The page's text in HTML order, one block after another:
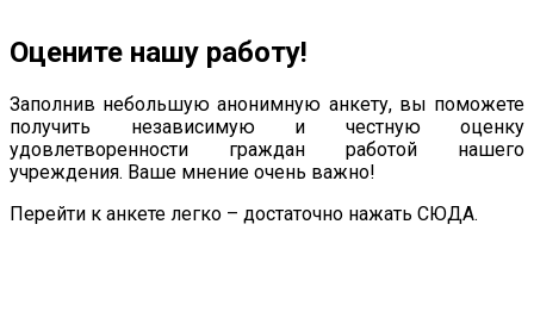
Оцените нашу работу!
Заполнив небольшую анонимную анкету, вы поможете
получить независимую и честную оценку
удовлетворенности граждан работой нашего
учреждения. Ваше мнение очень важно!
Перейти к анкете легко – достаточно нажать СЮДА.